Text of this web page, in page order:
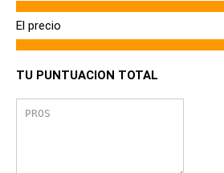
El precio
TU PUNTUACION TOTAL